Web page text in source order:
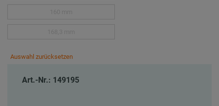
Auswahl zurücksetzen
Art.-Nr.: 149195